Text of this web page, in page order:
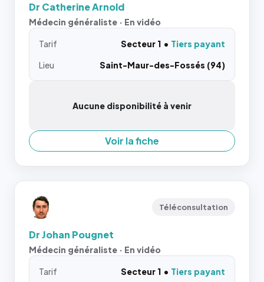
Dr Catherine Arnold
Médecin généraliste · En vidéo
Tarif Secteur 1
Tiers payant
Lieu
Saint-Maur-des-Fossés (94)
Aucune disponibilité à venir
Voir la fiche
Téléconsultation
Dr Johan Pougnet
Médecin généraliste · En vidéo
Tarif Secteur 1
Tiers payant